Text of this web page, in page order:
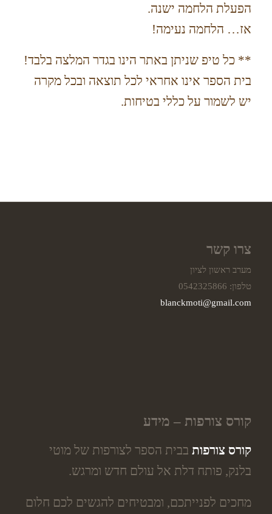
הפעלת הלחמה ישנה.
אז… הלחמה נעימה!
** כל טיפ שניתן באתר הינו בגדר המלצה בלבד!
בית הספר אינו אחראי לכל תוצאה ובכל מקרה
יש לשמור על כללי בטיחות.
צרו קשר
מערב ראשון לציון
טלפון: 0542325866
blanckmoti@gmail.com
קורס צורפות – מידע
קורס צורפותבבית הספר לצורפות של מוטי
בלנק, פותח דלת אל עולם חדש ומרגש.
מחכים לפנייתכם, ומבטיחים להגשים לכם חלום